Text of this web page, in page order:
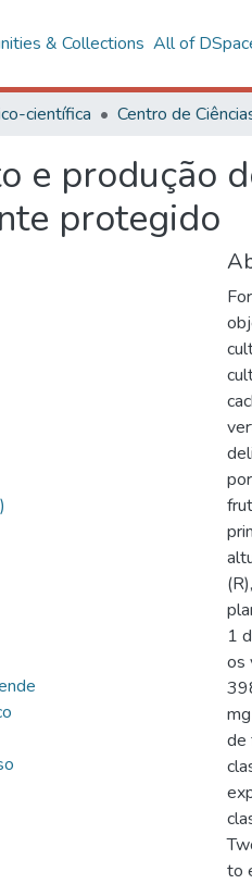
& Collections All of
científica Centro de
e produção
protegido
1
os
de
to